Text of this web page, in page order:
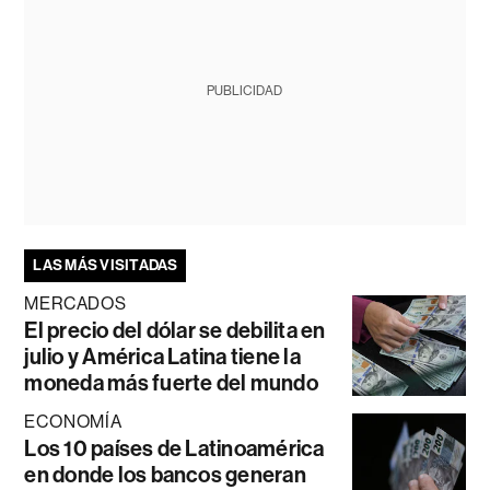
PUBLICIDAD
LAS MÁS VISITADAS
MERCADOS
El precio del dólar se debilita en
julio y América Latina tiene la
moneda más fuerte del mundo
ECONOMÍA
Los 10 países de Latinoamérica
en donde los bancos generan